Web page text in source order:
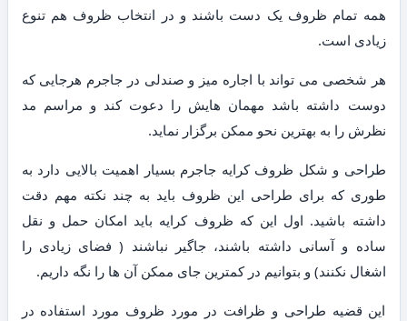
همه تمام ظروف یک دست باشند و در انتخاب ظروف هم تنوع
زیادی است.
هر شخصی می تواند با اجاره میز و صندلی در جاجرم هرجایی که
دوست داشته باشد مهمان هایش را دعوت کند و مراسم مد
نظرش را به بهترین نحو ممکن برگزار نماید.
طراحی و شکل ظروف کرایه جاجرم بسیار اهمیت بالایی دارد به
طوری که برای طراحی این ظروف باید به چند نکته مهم دقت
داشته باشید. اول این که ظروف کرایه باید امکان حمل و نقل
ساده و آسانی داشته باشند، جاگیر نباشند ( فضای زیادی را
اشغال نکنند) و بتوانیم در کمترین جای ممکن آن ها را نگه داریم.
این قضیه طراحی و ظرافت در مورد ظروف مورد استفاده در